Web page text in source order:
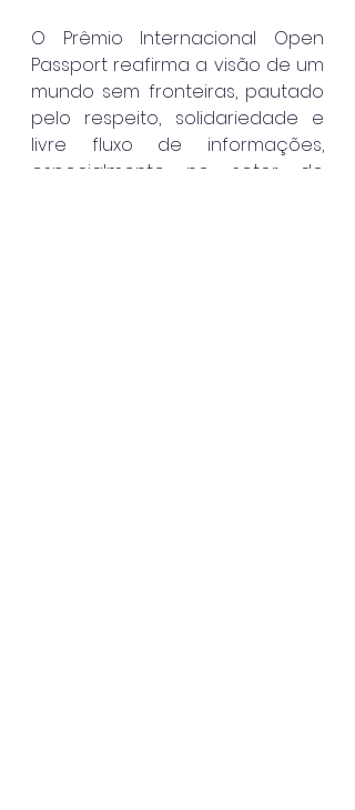
O Prêmio Internacional Open
Passport reafirma a visão de um
mundo sem fronteiras, pautado
pelo respeito, solidariedade e
livre fluxo de informações,
especialmente no setor do